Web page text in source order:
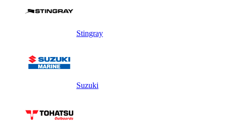
Stingray
Suzuki